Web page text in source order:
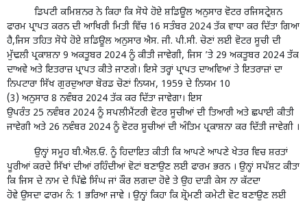
ਡਿਪਟੀ ਕਮਿਸ਼ਨਰ ਨੇ ਕਿਹਾ ਕਿ ਸੋਧੇ ਹੋਏ ਸ਼ਡਿਊਲ ਅਨੁਸਾਰ ਵੋਟਰ ਰਜਿਸਟ੍ਰੇਸ਼ਨ
ਫਾਰਮ ਪ੍ਰਾਪਤ ਕਰਨ ਦੀ ਆਖਿਰੀ ਮਿਤੀ ਵਿੱਚ 16 ਸਤੰਬਰ 2024 ਤੱਕ ਵਾਧਾ ਕਰ ਦਿੱਤਾ ਗਿਆ
ਹੈ,ਜਿਸ ਤਹਿਤ ਸੋਧੇ ਹੋਏ ਸ਼ਡਿਊਲ ਅਨੁਸਾਰ ਐਸ. ਜੀ. ਪੀ.ਸੀ. ਚੋਣਾਂ ਲਈ ਵੋਟਰ ਸੂਚੀ ਦੀ
ਮੁੱਢਲੀ ਪ੍ਰਕਾਸ਼ਨਾ 9 ਅਕਤੂਬਰ 2024 ਨੂੰ ਕੀਤੀ ਜਾਵੇਗੀ, ਜਿਸ ’ਤੇ 29 ਅਕਤੂਬਰ 2024 ਤੱਕ
ਦਾਅਵੇ ਅਤੇ ਇਤਰਾਜ਼ ਪ੍ਰਾਪਤ ਕੀਤੇ ਜਾਣਗੇ। ਇਸੇ ਤਰ੍ਹਾਂ ਪ੍ਰਾਪਤ ਦਾਅਵਿਆਂ ਤੇ ਇਤਰਾਜ਼ਾਂ ਦਾ
ਨਿਪਟਾਰਾ ਸਿੱਖ ਗੁਰਦੁਆਰਾ ਬੋਰਡ ਚੋਣਾਂ ਨਿਯਮ, 1959 ਦੇ ਨਿਯਮ 10
(3) ਅਨੁਸਾਰ 8 ਨਵੰਬਰ 2024 ਤੱਕ ਕਰ ਦਿੱਤਾ ਜਾਵੇਗਾ। ਇਸ
ਉਪਰੰਤ 25 ਨਵੰਬਰ 2024 ਨੂੰ ਸਪਲੀਮੈਂਟਰੀ ਵੋਟਰ ਸੂਚੀਆਂ ਦੀ ਤਿਆਰੀ ਅਤੇ ਛਪਾਈ ਕੀਤੀ
ਜਾਵੇਗੀ ਅਤੇ 26 ਨਵੰਬਰ 2024 ਨੂੰ ਵੋਟਰ ਸੂਚੀਆਂ ਦੀ ਅੰਤਿਮ ਪ੍ਰਕਾਸ਼ਨਾ ਕਰ ਦਿੱਤੀ ਜਾਵੇਗੀ ।
ਉਨ੍ਹਾਂ ਸਮੂਹ ਬੀ.ਐਲ.ਓ. ਨੂੰ ਹਿਦਾਇਤ ਕੀਤੀ ਕਿ ਆਪਣੇ ਆਪਣੇ ਖੇਤਰ ਵਿਚ ਸ਼ਰਤਾਂ
ਪੂਰੀਆਂ ਕਰਦੇ ਸਿੱਖਾਂ ਦੀਆਂ ਰਹਿੰਦੀਆਂ ਵੋਟਾਂ ਬਣਾਉਣ ਲਈ ਫਾਰਮ ਭਰਨ । ਉਨ੍ਹਾਂ ਸਪੱਸ਼ਟ ਕੀਤਾ
ਕਿ ਜਿਸ ਦੇ ਨਾਮ ਦੇ ਪਿੱਛੇ ਸਿੰਘ ਜਾਂ ਕੌਰ ਲਗਦਾ ਹੋਵੇ ਤੇ ਉਹ ਦਾੜੀ ਕੇਸ ਨਾ ਕੱਟਦਾ
ਹੋਵੇ ਉਸਦਾ ਫਾਰਮ ਨੰ: 1 ਭਰਿਆ ਜਾਵੇ । ਉਨ੍ਹਾਂ ਕਿਹਾ ਕਿ ਸ਼੍ਰੋਮਣੀ ਕਮੇਟੀ ਵੋਟ ਬਣਾਉਣ ਲਈ